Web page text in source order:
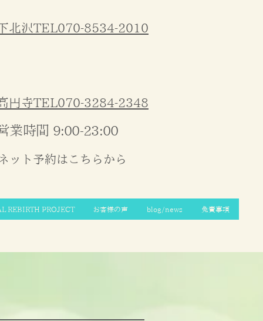
北沢TEL070-8534-2010
円寺TEL070-3284-2348
業時間 9:00-23:00
ット予約はこちらから
REBIRTH PROJECT お客様の声 blog/news 免責事項